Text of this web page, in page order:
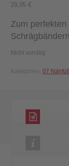
29,95 €
Zum
Nicht vorrätig
Kategorien:07